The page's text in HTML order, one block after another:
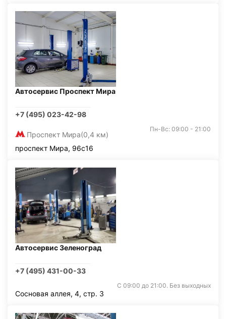
Автосервис Проспект Мира
+7 (495) 023-42-98
Проспект Мира(0,4 км)
Пн-Вс: 09:00 - 21:00
проспект Мира, 96с16
Автосервис Зеленоград
+7 (495) 431-00-33
С 09:00 до 21:00. Без выходных
Сосновая аллея, 4, стр. 3